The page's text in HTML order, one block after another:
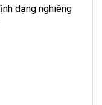
dạng nghiêng